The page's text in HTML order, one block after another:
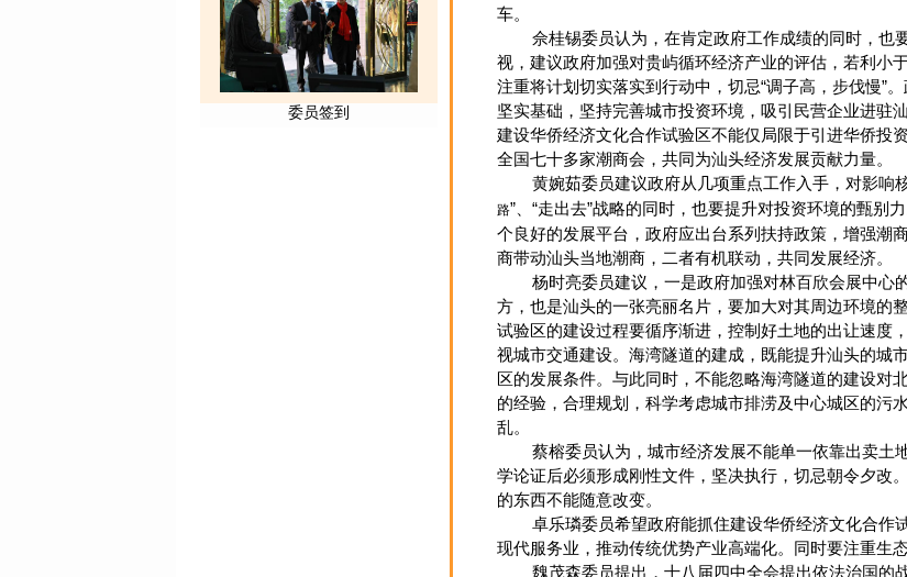
车。
佘桂锡委员认为，在肯定政府工作成绩的同时，也
视，建议政府加强对贵屿循环经济产业的评估，若利小
注重将计划切实落实到行动中，切忌“调子高，步伐慢”
坚实基础，坚持完善城市投资环境，吸引民营企业进驻
建设华侨经济文化合作试验区不能仅局限于引进华侨投
全国七十多家潮商会，共同为汕头经济发展贡献力量。
黄婉茹委员建议政府从几项重点工作入手，对影响
路”、“走出去”战略的同时，也要提升对投资环境的甄别
个良好的发展平台，政府应出台系列扶持政策，增强潮
商带动汕头当地潮商，二者有机联动，共同发展经济。
杨时亮委员建议，一是政府加强对林百欣会展中心
方，也是汕头的一张亮丽名片，要加大对其周边环境的
试验区的建设过程要循序渐进，控制好土地的出让速度
视城市交通建设。海湾隧道的建成，既能提升汕头的城
区的发展条件。与此同时，不能忽略海湾隧道的建设对
的经验，合理规划，科学考虑城市排涝及中心城区的污
乱。
蔡榕委员认为，城市经济发展不能单一依靠出卖土
学论证后必须形成刚性文件，坚决执行，切忌朝令夕改
的东西不能随意改变。
卓乐璘委员希望政府能抓住建设华侨经济文化合作
现代服务业，推动传统优势产业高端化。同时要注重生
魏茂森委员提出，十八届四中全会提出依法治国的